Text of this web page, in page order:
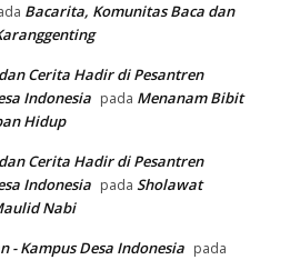
Bacarita, Komunitas Baca dan
Cerita Hadir di Pesantren
Indonesia pada Menanam Bibit
Hidup
Cerita Hadir di Pesantren
Indonesia pada Sholawat
Nabi
- Kampus Desa Indonesia pada